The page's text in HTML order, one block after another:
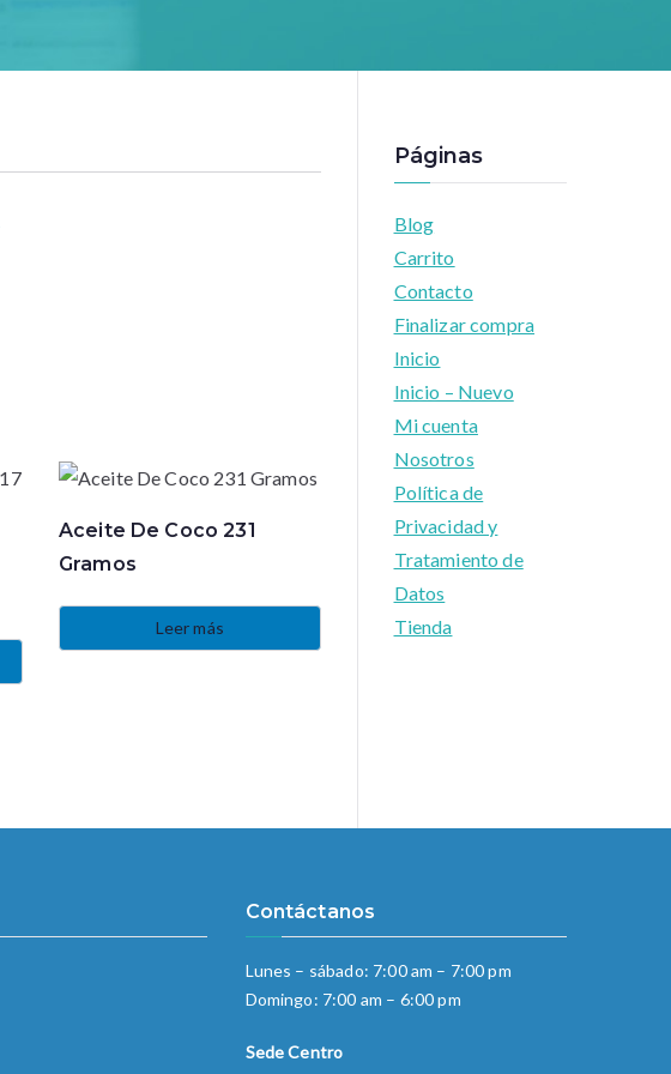
Aceite De Coco 231
Gramos
Leer más
Páginas
Blog
Carrito
Contacto
Finalizar compra
Inicio
Inicio – Nuevo
Mi cuenta
Nosotros
Política de
Privacidad y
Tratamiento de
Datos
Tienda
Contáctanos
Lunes – sábado: 7:00 am – 7:00 pm
Domingo: 7:00 am – 6:00 pm
Sede Centro